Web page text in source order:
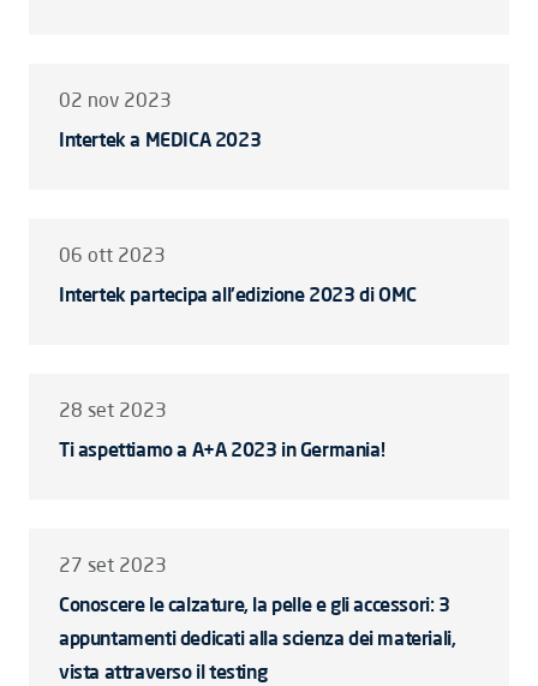
02 nov 2023
Intertek a MEDICA 2023
06 ott 2023
Intertek partecipa all'edizione 2023 di OMC
28 set 2023
Ti aspettiamo a A+A 2023 in Germania!
27 set 2023
Conoscere le calzature, la pelle e gli accessori: 3
appuntamenti dedicati alla scienza dei materiali,
vista attraverso il testing